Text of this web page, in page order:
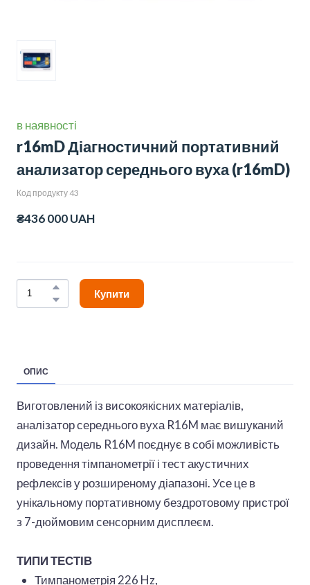
в наявності
r16mD Діагностичний портативний
анализатор середнього вуха(r16mD)
Код продукту 43
₴436 000 UAH
Купити
ОПИС
Виготовлений із високоякісних матеріалів,
аналізатор середнього вуха R16M має вишуканий
дизайн. Модель R16M поєднує в собі можливість
проведення тімпанометрії і тест акустичних
рефлексів у розширеному діапазоні. Усе це в
унікальному портативному бездротовому пристрої
з 7-дюймовим сенсорним дисплеєм.
ТИПИ ТЕСТІВ
Тимпанометрія 226 Hz,